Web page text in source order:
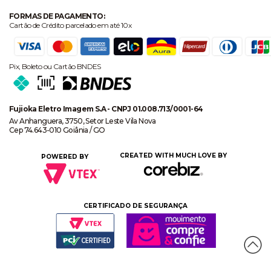
FORMAS DE PAGAMENTO:
Cartão de Crédito parcelado em até 10x
Pix, Boleto ou Cartão BNDES
Fujioka Eletro Imagem S.A - CNPJ 01.008.713/0001-64
Av Anhanguera, 3750, Setor Leste Vila Nova
Cep 74.643-010 Goiânia / GO
POWERED BY CREATED WITH MUCH LOVE BY
CERTIFICADO DE SEGURANÇA